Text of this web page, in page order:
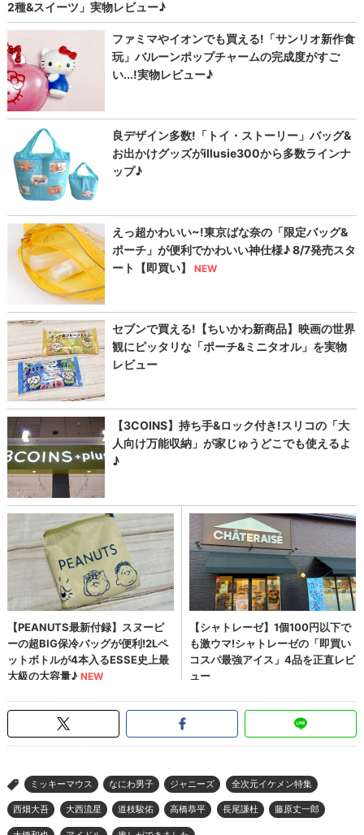
> ミッキーマウス なにわ男子 ジャニーズ 全次元イケメン特集
西畑大吾 大西流星 道枝駿佑 高橋恭平 長尾謙杜 藤原丈一郎